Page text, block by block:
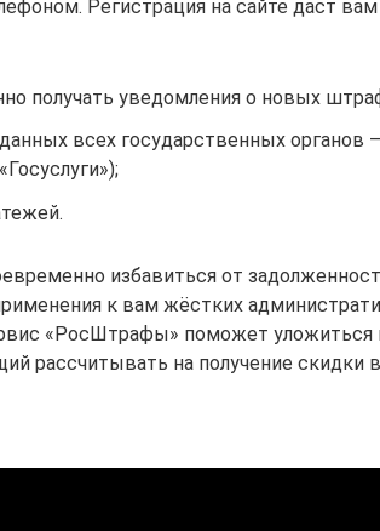
Регистрация на сайте даст
получать уведомления о новых
всех государственных
избавиться от
к вам жёстких
«РосШтрафы» поможет уложиться
рассчитывать на получение скидки